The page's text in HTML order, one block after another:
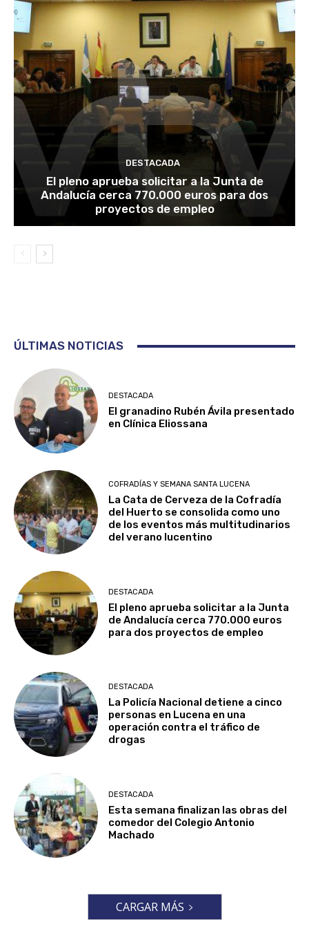
DESTACADA
El pleno aprueba solicitar a la Junta de
Andalucía cerca 770.000 euros para dos
proyectos de empleo
ÚLTIMAS NOTICIAS
DESTACADA
El granadino Rubén Ávila presentado
en Clínica Eliossana
COFRADÍAS Y SEMANA SANTA LUCENA
La Cata de Cerveza de la Cofradía
del Huerto se consolida como uno
de los eventos más multitudinarios
del verano lucentino
DESTACADA
El pleno aprueba solicitar a la Junta
de Andalucía cerca 770.000 euros
para dos proyectos de empleo
DESTACADA
La Policía Nacional detiene a cinco
personas en Lucena en una
operación contra el tráfico de
drogas
DESTACADA
Esta semana finalizan las obras del
comedor del Colegio Antonio
Machado
CARGAR MÁS